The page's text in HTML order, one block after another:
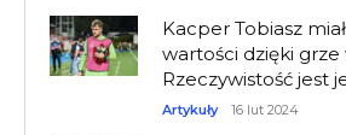
Kacper Tobiasz
wartości dzięki grze
Rzeczywistość jest
Artykuły 16 lut 2024